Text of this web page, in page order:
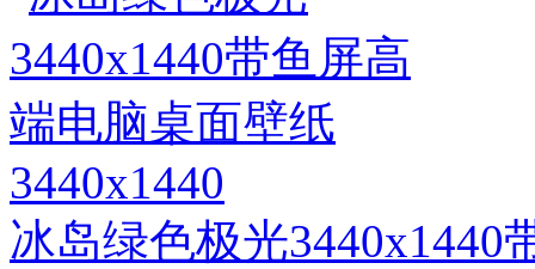
3440x1440
冰岛绿色极光3440x1440